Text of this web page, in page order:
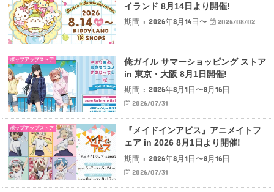
イランド 8月14日より開催!
期間 : 2026年8月14日〜
2026/08/02
ポップアップストア
俺ガイル サマーショッピング ストア
in 東京・大阪 8月1日開催!
期間 : 2026年8月1日〜8月16日
2026/07/31
ポップアップストア
『メイドインアビス』アニメイトフ
ェア in 2026 8月1日より開催!
期間 : 2026年8月1日〜8月16日
2026/07/31